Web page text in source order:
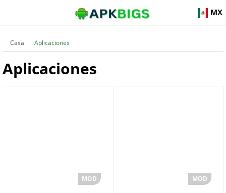
MX
Casa Aplicaciones
Aplicaciones